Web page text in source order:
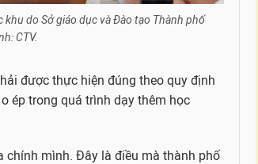
khu do Sở giáo dục và Đào tạo Thành phố
CTV.
được thực hiện đúng theo quy định
ép trong quá trình dạy thêm học
chính mình. Đây là điều mà thành phố